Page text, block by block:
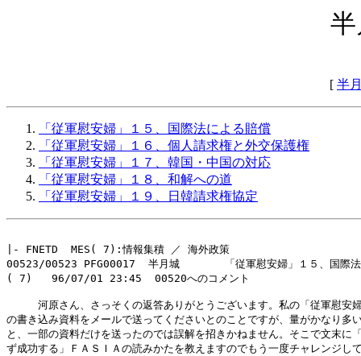
[ 半
「従軍慰安婦」１５、国際法による賠償
「従軍慰安婦」１６、個人請求権と外交保護権
「従軍慰安婦」１７、韓国・中国の対応
「従軍慰安婦」１８、和解への道
「従軍慰安婦」１９、日韓請求権協定
|- FNETD  MES( 7):情報集積 ／ 海外政策
00523/00523 PFG00017  半月城       「従軍慰安婦」１５、国際法
( 7)   96/07/01 23:45  00520へのコメント
河原さん、さっそくの返答ありがとうございます。私の「従軍慰安
の書き込み資料をメールで送ってくださいとのことですが、量がかなり多
と、一部の資料だけを送ったのでは誤解を招きかねません。そこで文末に
ず成功する」ＦＡＳＩＡの読みかたを教えますのでもう一度チャレンジし